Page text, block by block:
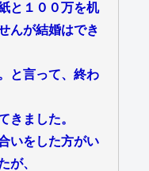
と１００万を机
んが結婚はでき
と言って、終わ
きました。
いをした方がい
が、